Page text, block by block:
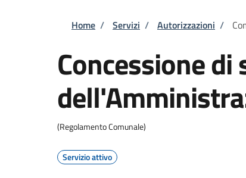
Briciole di pane
Home / Servizi / Autorizzazioni /
Concessione
(Regolamento Comunale)
Servizio attivo